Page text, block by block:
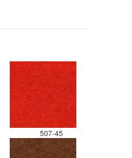
507-45